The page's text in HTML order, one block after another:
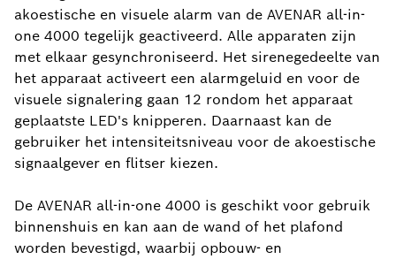
akoestische en visuele alarm van de AVENAR all-in-
one 4000 tegelijk geactiveerd. Alle apparaten zijn
met elkaar gesynchroniseerd. Het sirenegedeelte van
het apparaat activeert een alarmgeluid en voor de
visuele signalering gaan 12 rondom het apparaat
geplaatste LED's knipperen. Daarnaast kan de
gebruiker het intensiteitsniveau voor de akoestische
signaalgever en flitser kiezen.
De AVENAR all-in-one 4000 is geschikt voor gebruik
binnenshuis en kan aan de wand of het plafond
worden bevestigd, waarbij opbouw- en